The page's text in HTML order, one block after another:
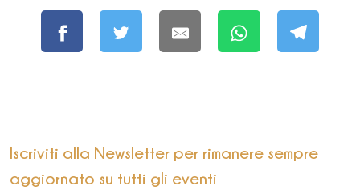
Iscriviti alla Newsletter per rimanere sempre
aggiornato su tutti gli eventi